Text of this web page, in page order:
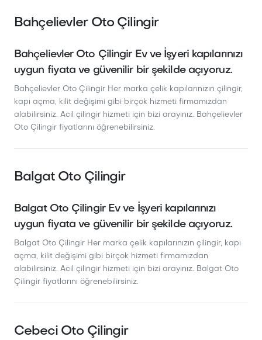
Bahçelievler Oto Çilingir
Bahçelievler Oto Çilingir Ev ve İşyeri kapılarınızı
uygun fiyata ve güvenilir bir şekilde açıyoruz.
Bahçelievler Oto Çilingir Her marka çelik kapılarınızın çilingir,
kapı açma, kilit değişimi gibi birçok hizmeti firmamızdan
alabilirsiniz. Acil çilingir hizmeti için bizi arayınız. Bahçelievler
Oto Çilingir fiyatlarını öğrenebilirsiniz.
Balgat Oto Çilingir
Balgat Oto Çilingir Ev ve İşyeri kapılarınızı
uygun fiyata ve güvenilir bir şekilde açıyoruz.
Balgat Oto Çilingir Her marka çelik kapılarınızın çilingir, kapı
açma, kilit değişimi gibi birçok hizmeti firmamızdan
alabilirsiniz. Acil çilingir hizmeti için bizi arayınız. Balgat Oto
Çilingir fiyatlarını öğrenebilirsiniz.
Cebeci Oto Çilingir